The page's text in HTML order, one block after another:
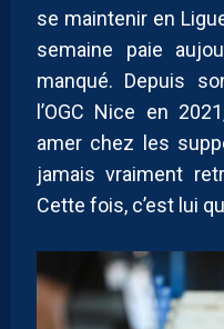
se maintenir en
semaine paie
manqué. Depuis
l’OGC Nice en
amer chez les
jamais vraiment
Cette fois, c’est lui